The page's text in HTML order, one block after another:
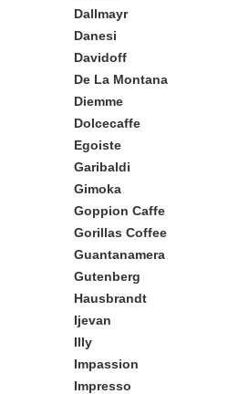
Dallmayr
Danesi
Davidoff
De La Montana
Diemme
Dolcecaffe
Egoiste
Garibaldi
Gimoka
Goppion Caffe
Gorillas Coffee
Guantanamera
Gutenberg
Hausbrandt
Ijevan
Illy
Impassion
Impresso